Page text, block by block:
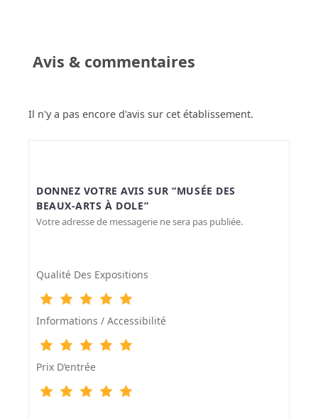
Avis & commentaires
Il n'y a pas encore d'avis sur cet établissement.
DONNEZ VOTRE AVIS SUR “MUSÉE DES
BEAUX-ARTS À DOLE”
Votre adresse de messagerie ne sera pas publiée.
Qualité Des Expositions
Informations / Accessibilité
Prix D‘entrée